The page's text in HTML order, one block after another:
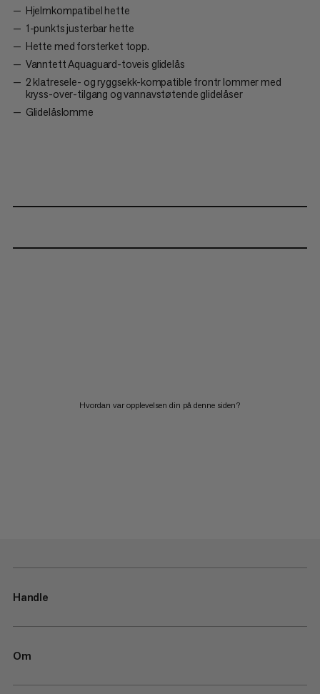
Hjelmkompatibel hette
1-punkts justerbar hette
Hette med forsterket topp.
Vanntett Aquaguard-toveis glidelås
2 klatresele- og ryggsekk-kompatible frontr lommer med
kryss-over-tilgang og vannavstøtende glidelåser
Glidelåslomme
Hvordan var opplevelsen din på denne siden?
Handle
Om